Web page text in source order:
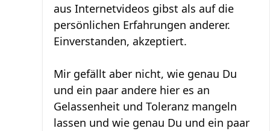
aus Internetvideos gibst als auf die
persönlichen Erfahrungen anderer.
Einverstanden, akzeptiert.
Mir gefällt aber nicht, wie genau Du
und ein paar andere hier es an
Gelassenheit und Toleranz mangeln
lassen und wie genau Du und ein paar